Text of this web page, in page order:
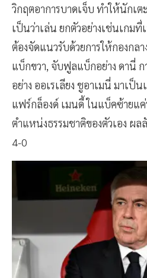
วิกฤตอาการบาดเจ็บ ทำให้นักเ
เป็นว่าเล่น ยกตัวอย่างเช่นเกมที่
ต้องจัดแนวรับด้วยการให้กองกล
แบ็กขวา, จับฟูลแบ็กอย่าง ดานี่ ก
อย่าง ออเรเลียง ชูอาเมนี่ มาเป็
แฟร์กล็องด์ เมนดี้ ในแบ็คซ้ายแค่
ตำแหน่งธรรมชาติของตัวเอง ผ
4-0